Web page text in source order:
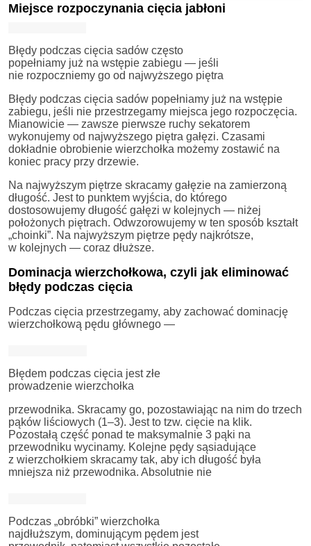
Miejsce rozpoczynania cięcia jabłoni
Błędy podczas cięcia sadów często
popełniamy już na wstępie zabiegu — jeśli
nie rozpoczniemy go od najwyższego piętra
Błędy podczas cięcia sadów popełniamy już na wstępie
zabiegu, jeśli nie przestrzegamy miejsca jego rozpoczęcia.
Mianowicie — zawsze pierwsze ruchy sekatorem
wykonujemy od najwyższego piętra gałęzi. Czasami
dokładnie obrobienie wierzchołka możemy zostawić na
koniec pracy przy drzewie.
Na najwyższym piętrze skracamy gałęzie na zamierzoną
długość. Jest to punktem wyjścia, do którego
dostosowujemy długość gałęzi w kolejnych — niżej
położonych piętrach. Odwzorowujemy w ten sposób kształt
„choinki”. Na najwyższym piętrze pędy najkrótsze,
w kolejnych — coraz dłuższe.
Dominacja wierzchołkowa, czyli jak eliminować
błędy podczas cięcia
Podczas cięcia przestrzegamy, aby zachować dominację
wierzchołkową pędu głównego —
Błędem podczas cięcia jest złe
prowadzenie wierzchołka
przewodnika. Skracamy go, pozostawiając na nim do trzech
pąków liściowych (1–3). Jest to tzw. cięcie na klik.
Pozostałą część ponad te maksymalnie 3 pąki na
przewodniku wycinamy. Kolejne pędy sąsiadujące
z wierzchołkiem skracamy tak, aby ich długość była
mniejsza niż przewodnika. Absolutnie nie
Podczas „obróbki” wierzchołka
najdłuższym, dominującym pędem jest